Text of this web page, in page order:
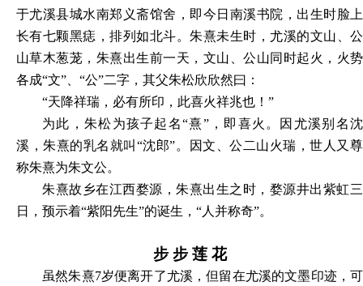
于尤溪县城水南郑义斋馆舍，即今日南溪书院，出生时脸上
长有七颗黑痣，排列如北斗。朱熹未生时，尤溪的文山、公
山草木葱茏，朱熹出生前一天，文山、公山同时起火，火势
各成“文”、“公”二字，其父朱松欣欣然曰：
“天降祥瑞，必有所印，此喜火祥兆也！”
为此，朱松为孩子起名“熹”，即喜火。因尤溪别名沈
溪，朱熹的乳名就叫“沈郎”。因文、公二山火瑞，世人又尊
称朱熹为朱文公。
朱熹故乡在江西婺源，朱熹出生之时，婺源井出紫虹三
日，预示着“紫阳先生”的诞生，“人并称奇”。
步 步 莲 花
虽然朱熹7岁便离开了尤溪，但留在尤溪的文墨印迹，可